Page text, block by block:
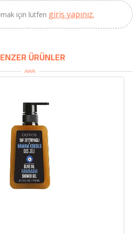
için lütfen giriş yapınız.
ÜRÜNLER
PLANLI İNDİRİMİ
Güney Ege, 5 Litre) -
SEPETE EKLE